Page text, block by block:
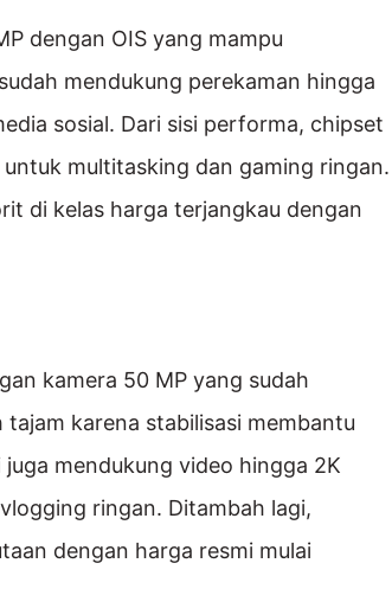
dengan OIS yang mampu
mendukung perekaman hingga
sosial. Dari sisi performa, chipset
multitasking dan gaming ringan.
di kelas harga terjangkau dengan
kamera 50 MP yang sudah
karena stabilisasi membantu
mendukung video hingga 2K
ringan. Ditambah lagi,
dengan harga resmi mulai